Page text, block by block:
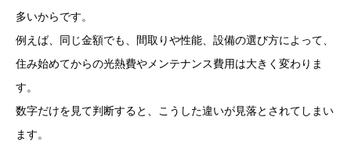
多いからです。
例えば、同じ金額でも、間取りや性能、設備の選び方によって、
住み始めてからの光熱費やメンテナンス費用は大きく変わりま
す。
数字だけを見て判断すると、こうした違いが見落とされてしまい
ます。